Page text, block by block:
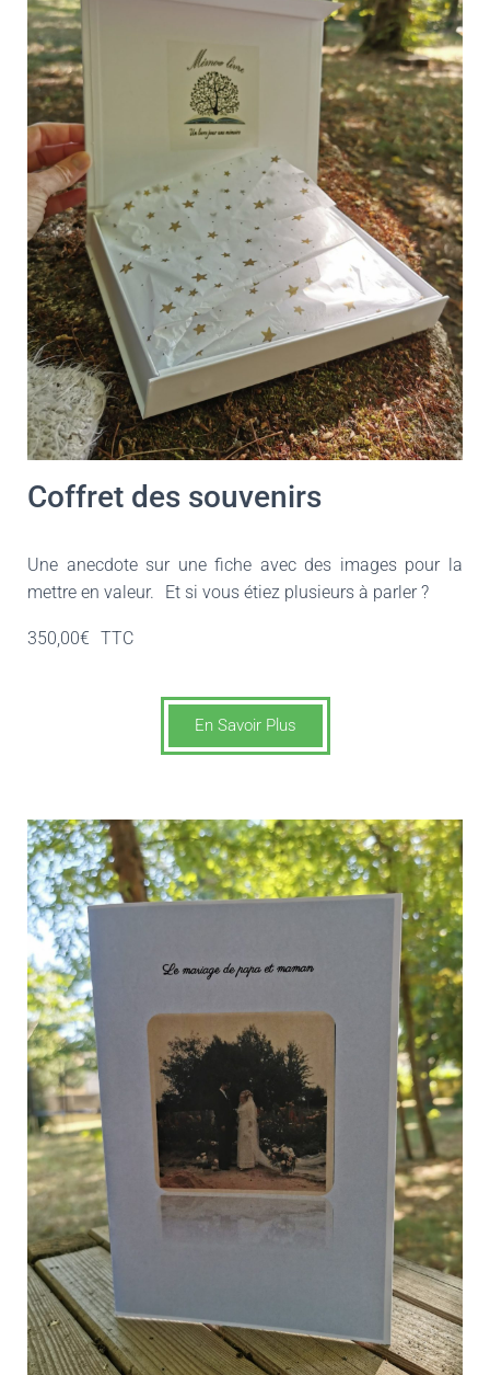
Coffret des souvenirs
Une anecdote sur une fiche avec des images pour la
mettre en valeur.
Et si vous étiez plusieurs à parler ?
350,00€ TTC
En Savoir Plus